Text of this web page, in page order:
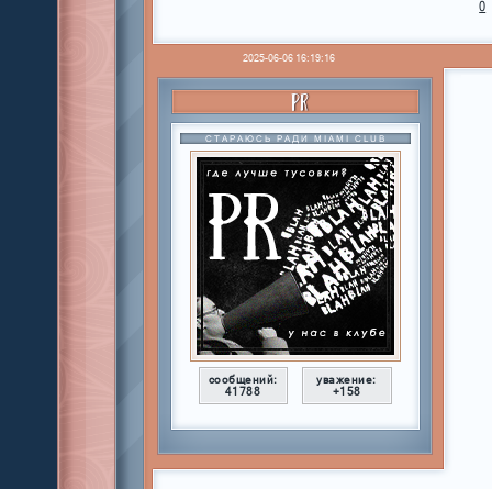
0
2025-06-06 16:19:16
PR
СТАРАЮСЬ РАДИ MIAMI CLUB
сообщений:
41788
уважение:
+158